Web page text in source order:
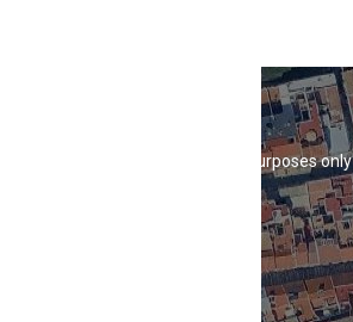
For development purposes only